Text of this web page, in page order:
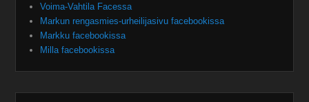
Voima-Vahtila Facessa
Markun rengasmies-urheilijasivu facebookissa
Markku facebookissa
Milla facebookissa